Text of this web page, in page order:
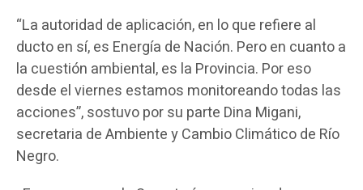
“La autoridad de aplicación, en lo que refiere al
ducto en sí, es Energía de Nación. Pero en cuanto a
la cuestión ambiental, es la Provincia. Por eso
desde el viernes estamos monitoreando todas las
acciones”, sostuvo por su parte Dina Migani,
secretaria de Ambiente y Cambio Climático de Río
Negro.